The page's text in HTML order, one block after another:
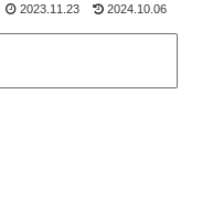
2023.11.23 2024.10.06